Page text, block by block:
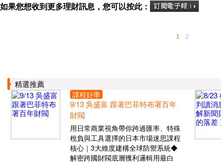
如果您想收到更多理財訊息，您可以按此：
1 2
精選推薦
課程好學
9/13 吳盛富 跟著巴菲特布署百年
財閥
用日常商業視角帶你跨過匯率、特殊
稅負與工具選擇的日本市場迷思課程
核心｜3大維度建構全球防禦系統◆
解密跨國財閥底層獲利邏輯用最白